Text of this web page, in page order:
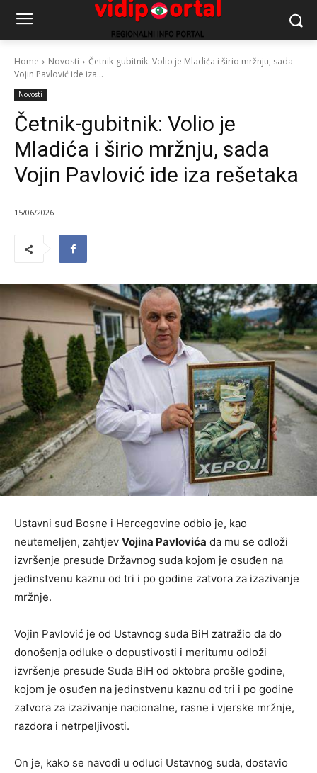
Home Novosti
Četnik-gubitnik: Volio je Mladića i širio mržnju, sada
Vojin Pavlović ide iza...
Novosti
Četnik-gubitnik: Volio je
Mladića i širio mržnju, sada
Vojin Pavlović ide iza rešetaka
15/06/2026
Ustavni sud Bosne i Hercegovine odbio je, kao
neutemeljen, zahtjev Vojina Pavlovića da mu se odloži
izvršenje presude Državnog suda kojom je osuđen na
jedinstvenu kaznu od tri i po godine zatvora za izazivanje
mržnje.
Vojin Pavlović je od Ustavnog suda BiH zatražio da do
donošenja odluke o dopustivosti i meritumu odloži
izvršenje presude Suda BiH od oktobra prošle godine,
kojom je osuđen na jedinstvenu kaznu od tri i po godine
zatvora za izazivanje nacionalne, rasne i vjerske mržnje,
razdora i netrpeljivosti.
On je, kako se navodi u odluci Ustavnog suda, dostavio